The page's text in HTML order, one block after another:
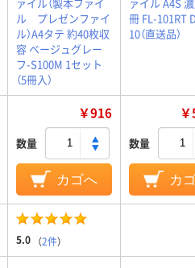
ル プレゼンファイ
ル）A4タテ 約40枚収
容 ベージュグレー
フ-S100M 1セット
（5冊入）
冊 FL-101RT
10（直送品）
￥916
数量
カゴへ
数量
カ
5.0 （2件）